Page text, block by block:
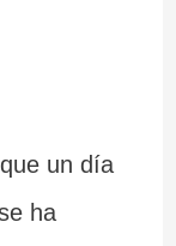
un día
ha